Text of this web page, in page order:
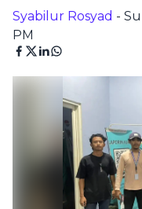
Syabilur Rosyad -
PM